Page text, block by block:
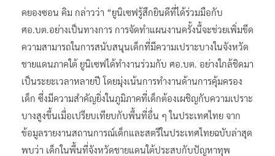
คยองซอน คิม กล่าวว่า “ยูนิเซฟรู้สึกยินดีที่ได้ร่วมมือกับ
ศอ.บต.อย่างเป็นทางการ การจัดทำแผนงานครั้งนี้จะช่วยเพิ่มขีด
ความสามารถในการสนับสนุนเด็กที่มีความเปราะบางในจังหวัด
ชายแดนภาคใต้ ยูนิเซฟได้ทำงานร่วมกับ ศอ.บต. อย่างใกล้ชิดมา
เป็นระยะเวลาหลายปี โดยมุ่งเน้นการทำงานด้านการคุ้มครอง
เด็ก ซึ่งมีความสำคัญยิ่งในภูมิภาคที่เด็กต้องเผชิญกับความเปราะ
บางสูงขึ้นเมื่อเปรียบเทียบกับพื้นที่อื่น ๆ ในประเทศไทย จาก
ข้อมูลรายงานสถานการณ์เด็กและสตรีในประเทศไทยฉบับล่าสุด
พบว่า เด็กในพื้นที่จังหวัดชายแดนใต้ประสบกับปัญหาทุพ